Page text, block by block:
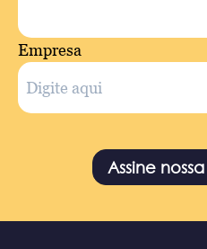
Empresa
Assine